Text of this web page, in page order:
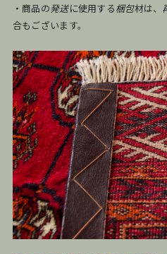
・商品の発送に使用する梱包材は、
合もございます。